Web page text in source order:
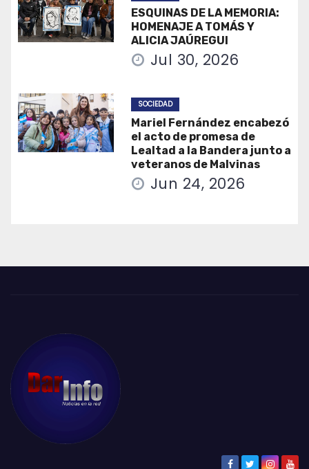
ESQUINAS DE LA MEMORIA:
HOMENAJE A TOMÁS Y
ALICIA JAÚREGUI
Jul 30, 2026
SOCIEDAD
Mariel Fernández encabezó
el acto de promesa de
Lealtad a la Bandera junto a
veteranos de Malvinas
Jun 24, 2026